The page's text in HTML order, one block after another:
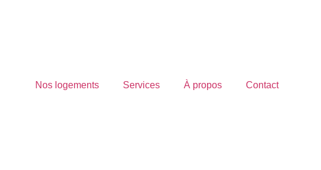
Nos logements Services À propos Contact